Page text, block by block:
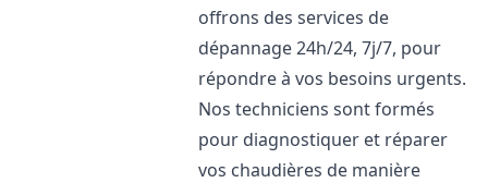
offrons des services de
dépannage 24h/24, 7j/7, pour
répondre à vos besoins urgents.
Nos techniciens sont formés
pour diagnostiquer et réparer
vos chaudières de manière